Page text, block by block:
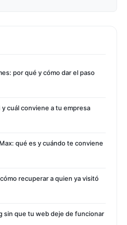
por qué y cómo dar el paso
y cuál conviene a tu empresa
qué es y cuándo te conviene
recuperar a quien ya visitó
sin que tu web deje de funcionar